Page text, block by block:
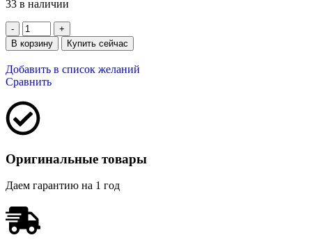
33 в наличии
В корзину Купить сейчас
Добавить в список желаний
Сравнить
Оригинальные товары
Даем гарантию на 1 год